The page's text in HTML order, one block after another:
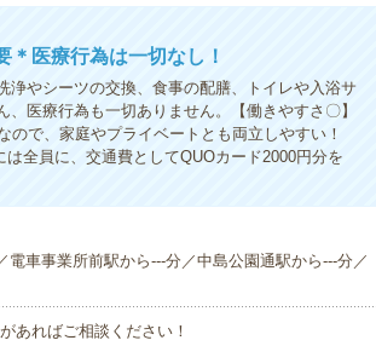
＊医療行為は一切なし！
浄やシーツの交換、食事の配膳、トイレや入浴サ
医療行為も一切ありません。【働きやすさ〇】
で、家庭やプライベートとも両立しやすい！
全員に、交通費としてQUOカード2000円分を
車事業所前駅から---分／中島公園通駅から---分／
あればご相談ください！